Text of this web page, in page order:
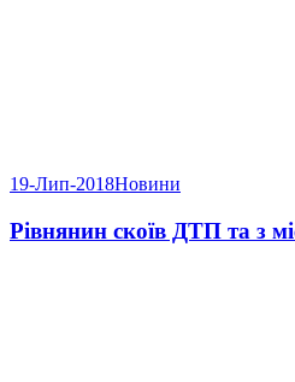
19-Лип-2018Новини
Рівнянин скоїв ДТП та з